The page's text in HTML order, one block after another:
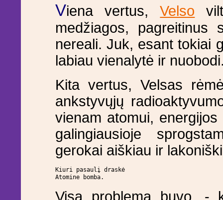
Viena vertus,Velso
medžiagos, pagreitinus
nereali. Juk, esant tokiai
labiau vienalytė ir
Kita vertus, Velsas
ankstyvųjų
vienam atomui,
galingiausioje
gerokai aiškiau ir
Kiuri pasaulį draskė
Atomine bomba.
Visa problema buvo, -